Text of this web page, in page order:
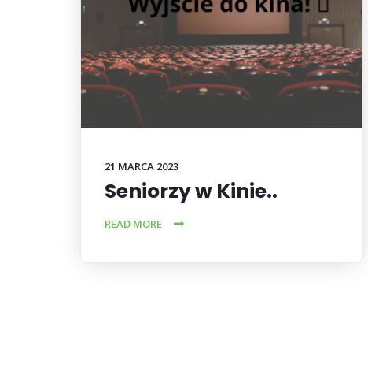
21 MARCA 2023
Seniorzy w Kinie..
READ MORE